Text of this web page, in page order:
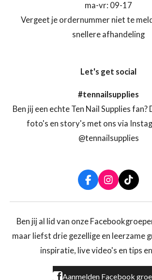
ma-vr: 09-17
Vergeet je ordernummer niet te
snellere afhandeling
Let's get social
#tennailsupplies
Ben jij een echte Ten Nail Supplies
foto's en story's met ons via
@tennailsupplies
F
a
c
b
o
k
I
n
s
a
r
a
T
i
k
o
Ben jij al lid van onze
maar liefst drie gezellige en leerzame
inspiratie, live video's en tips
Aanmelden Facebook